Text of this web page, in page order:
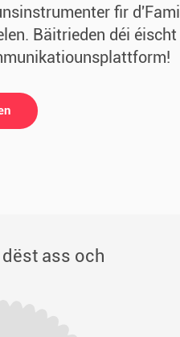
fir
Bäitrieden déi
ass och